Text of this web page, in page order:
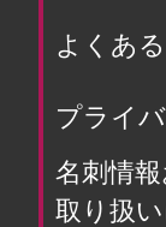
よくあ
プライ
名刺情
取り扱